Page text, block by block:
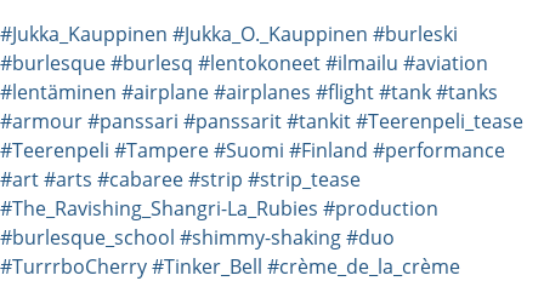
#Jukka_Kauppinen #Jukka_O._Kauppinen #burleski
#burlesque#burlesq #lentokoneet#ilmailu #aviation
#lentäminen #airplane#airplanes #flight#tank#tanks
#armour#panssari #panssarit#tankit#Teerenpeli_tease
#Teerenpeli #Tampere#Suomi #Finland #performance
#art#arts #cabaree#strip #strip_tease
#The_Ravishing_Shangri-La_Rubies #production
#burlesque_school #shimmy-shaking#duo
#TurrrboCherry#Tinker_Bell #crème_de_la_crème